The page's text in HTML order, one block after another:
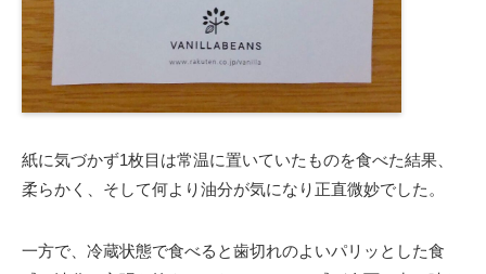
紙に気づかず1枚目は常温に置いていたものを食べた結果、
柔らかく、そして何より油分が気になり正直微妙でした。
一方で、冷蔵状態で食べると歯切れのよいパリッとした食